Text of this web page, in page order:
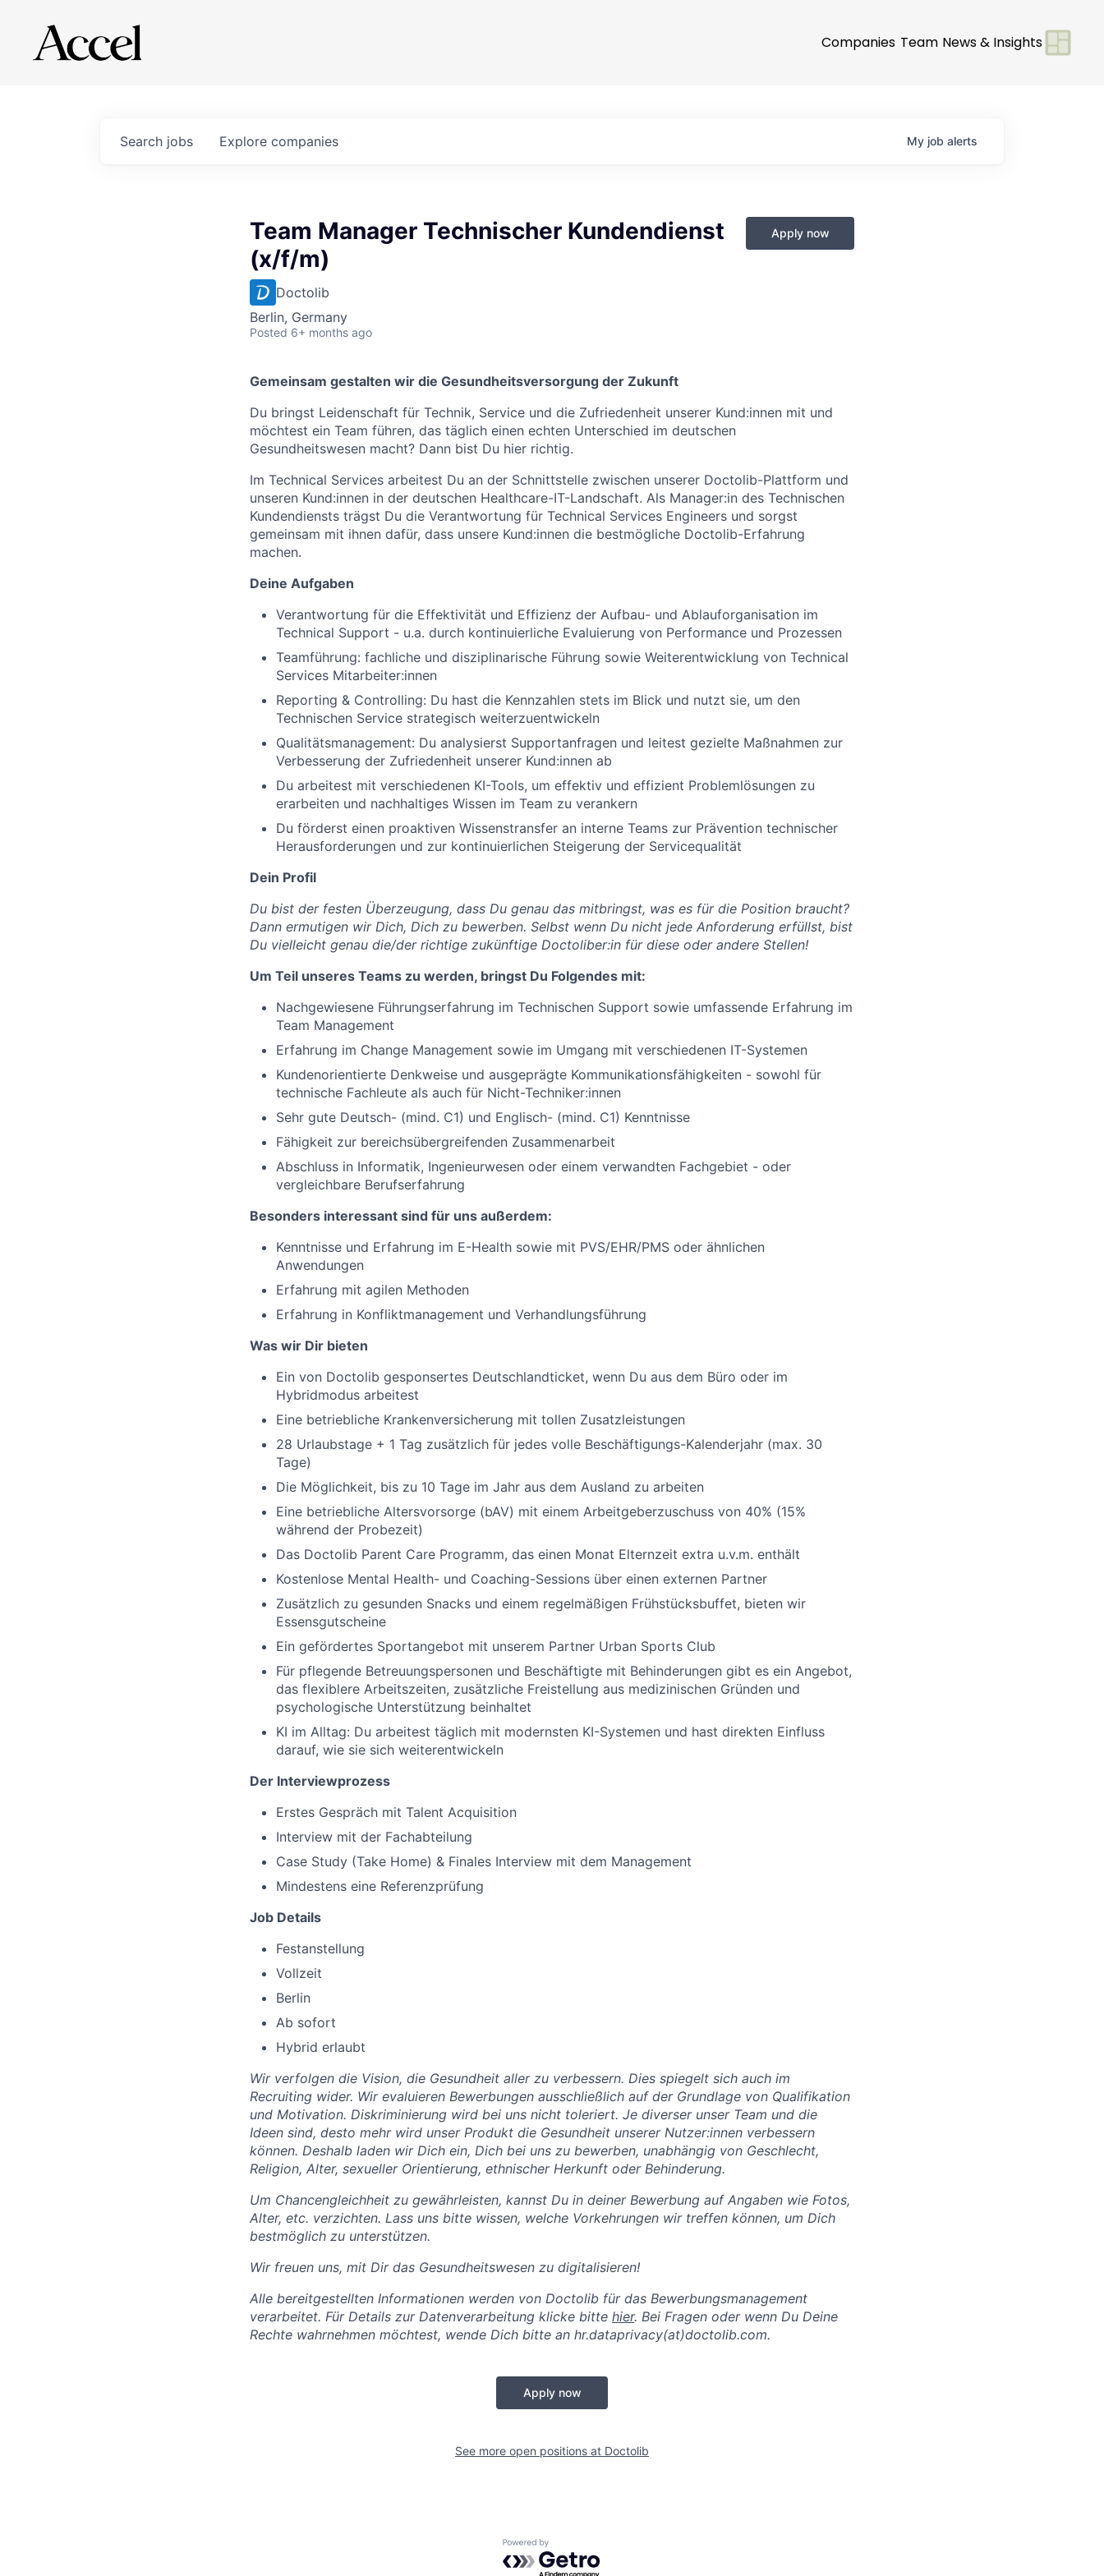
Companies Team News & Insights
Search jobs Explore companies My job alerts
Team Manager Technischer Kundendienst
(x/f/m)
Doctolib
Berlin, Germany
Posted 6+ months ago
Apply now
Gemeinsam gestalten wir die Gesundheitsversorgung der Zukunft
Du bringst Leidenschaft für Technik, Service und die Zufriedenheit unserer Kund:innen mit und
möchtest ein Team führen, das täglich einen echten Unterschied im deutschen
Gesundheitswesen macht? Dann bist Du hier richtig.
Im Technical Services arbeitest Du an der Schnittstelle zwischen unserer Doctolib-Plattform und
unseren Kund:innen in der deutschen Healthcare-IT-Landschaft. Als Manager:in des Technischen
Kundendiensts trägst Du die Verantwortung für Technical Services Engineers und sorgst
gemeinsam mit ihnen dafür, dass unsere Kund:innen die bestmögliche Doctolib-Erfahrung
machen.
Deine Aufgaben
Verantwortung für die Effektivität und Effizienz der Aufbau- und Ablauforganisation im
Technical Support - u.a. durch kontinuierliche Evaluierung von Performance und Prozessen
Teamführung: fachliche und disziplinarische Führung sowie Weiterentwicklung von Technical
Services Mitarbeiter:innen
Reporting & Controlling: Du hast die Kennzahlen stets im Blick und nutzt sie, um den
Technischen Service strategisch weiterzuentwickeln
Qualitätsmanagement: Du analysierst Supportanfragen und leitest gezielte Maßnahmen zur
Verbesserung der Zufriedenheit unserer Kund:innen ab
Du arbeitest mit verschiedenen KI-Tools, um effektiv und effizient Problemlösungen zu
erarbeiten und nachhaltiges Wissen im Team zu verankern
Du förderst einen proaktiven Wissenstransfer an interne Teams zur Prävention technischer
Herausforderungen und zur kontinuierlichen Steigerung der Servicequalität
Dein Profil
Du bist der festen Überzeugung, dass Du genau das mitbringst, was es für die Position braucht?
Dann ermutigen wir Dich, Dich zu bewerben. Selbst wenn Du nicht jede Anforderung erfüllst, bist
Du vielleicht genau die/der richtige zukünftige Doctoliber:in für diese oder andere Stellen!
Um Teil unseres Teams zu werden, bringst Du Folgendes mit:
Nachgewiesene Führungserfahrung im Technischen Support sowie umfassende Erfahrung im
Team Management
Erfahrung im Change Management sowie im Umgang mit verschiedenen IT-Systemen
Kundenorientierte Denkweise und ausgeprägte Kommunikationsfähigkeiten - sowohl für
technische Fachleute als auch für Nicht-Techniker:innen
Sehr gute Deutsch- (mind. C1) und Englisch- (mind. C1) Kenntnisse
Fähigkeit zur bereichsübergreifenden Zusammenarbeit
Abschluss in Informatik, Ingenieurwesen oder einem verwandten Fachgebiet - oder
vergleichbare Berufserfahrung
Besonders interessant sind für uns außerdem:
Kenntnisse und Erfahrung im E-Health sowie mit PVS/EHR/PMS oder ähnlichen
Anwendungen
Erfahrung mit agilen Methoden
Erfahrung in Konfliktmanagement und Verhandlungsführung
Was wir Dir bieten
Ein von Doctolib gesponsertes Deutschlandticket, wenn Du aus dem Büro oder im
Hybridmodus arbeitest
Eine betriebliche Krankenversicherung mit tollen Zusatzleistungen
28 Urlaubstage + 1 Tag zusätzlich für jedes volle Beschäftigungs-Kalenderjahr (max. 30
Tage)
Die Möglichkeit, bis zu 10 Tage im Jahr aus dem Ausland zu arbeiten
Eine betriebliche Altersvorsorge (bAV) mit einem Arbeitgeberzuschuss von 40% (15%
während der Probezeit)
Das Doctolib Parent Care Programm, das einen Monat Elternzeit extra u.v.m. enthält
Kostenlose Mental Health- und Coaching-Sessions über einen externen Partner
Zusätzlich zu gesunden Snacks und einem regelmäßigen Frühstücksbuffet, bieten wir
Essensgutscheine
Ein gefördertes Sportangebot mit unserem Partner Urban Sports Club
Für pflegende Betreuungspersonen und Beschäftigte mit Behinderungen gibt es ein Angebot,
das flexiblere Arbeitszeiten, zusätzliche Freistellung aus medizinischen Gründen und
psychologische Unterstützung beinhaltet
KI im Alltag: Du arbeitest täglich mit modernsten KI-Systemen und hast direkten Einfluss
darauf, wie sie sich weiterentwickeln
Der Interviewprozess
Erstes Gespräch mit Talent Acquisition
Interview mit der Fachabteilung
Case Study (Take Home) & Finales Interview mit dem Management
Mindestens eine Referenzprüfung
Job Details
Festanstellung
Vollzeit
Berlin
Ab sofort
Hybrid erlaubt
Wir verfolgen die Vision, die Gesundheit aller zu verbessern. Dies spiegelt sich auch im
Recruiting wider. Wir evaluieren Bewerbungen ausschließlich auf der Grundlage von Qualifikation
und Motivation. Diskriminierung wird bei uns nicht toleriert. Je diverser unser Team und die
Ideen sind, desto mehr wird unser Produkt die Gesundheit unserer Nutzer:innen verbessern
können. Deshalb laden wir Dich ein, Dich bei uns zu bewerben, unabhängig von Geschlecht,
Religion, Alter, sexueller Orientierung, ethnischer Herkunft oder Behinderung.
Um Chancengleichheit zu gewährleisten, kannst Du in deiner Bewerbung auf Angaben wie Fotos,
Alter, etc. verzichten. Lass uns bitte wissen, welche Vorkehrungen wir treffen können, um Dich
bestmöglich zu unterstützen.
Wir freuen uns, mit Dir das Gesundheitswesen zu digitalisieren!
Alle bereitgestellten Informationen werden von Doctolib für das Bewerbungsmanagement
verarbeitet. Für Details zur Datenverarbeitung klicke bitte hier. Bei Fragen oder wenn Du Deine
Rechte wahrnehmen möchtest, wende Dich bitte an hr.dataprivacy(at)doctolib.com.
Apply now
See more open positions at Doctolib
Powered by Getro.com